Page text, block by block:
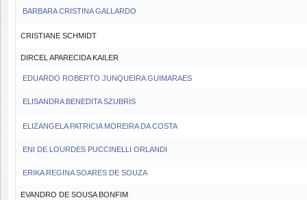
BARBARA CRISTINA GALLARDO
CRISTIANE SCHMIDT
DIRCEL APARECIDA KAILER
EDUARDO ROBERTO JUNQUEIRA GUIMARAES
ELISANDRA BENEDITA SZUBRIS
ELIZANGELA PATRICIA MOREIRA DA COSTA
ENI DE LOURDES PUCCINELLI ORLANDI
ERIKA REGINA SOARES DE SOUZA
EVANDRO DE SOUSA BONFIM